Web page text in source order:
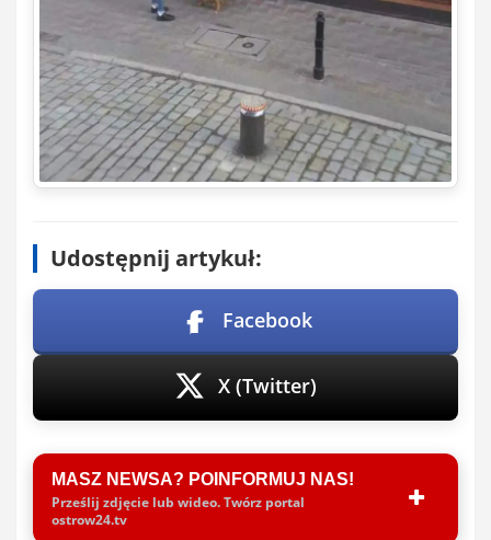
Udostępnij artykuł:
Facebook
X (Twitter)
MASZ NEWSA? POINFORMUJ NAS!
Prześlij zdjęcie lub wideo. Twórz portal
ostrow24.tv